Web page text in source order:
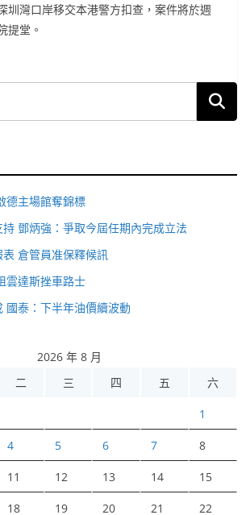
圳灣口岸移交本港警方扣查，案件將於週
提堂。
德主場館奪錦標
鄧炳強：爭取今屆任期內完成立法
倉管員准保釋候訊
雲達斯挫車路士
國泰：下半年油價續波動
2026 年 8 月
二 三 四 五 六
1
4 5 6 7 8
11 12 13 14 15
18 19 20 21 22